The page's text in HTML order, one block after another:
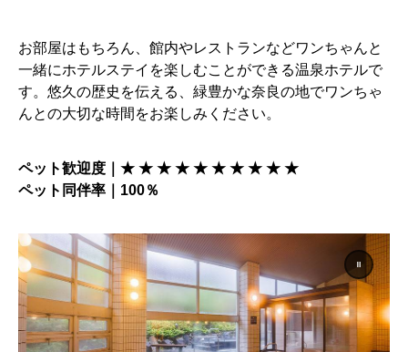
お部屋はもちろん、館内やレストランなどワンちゃんと
一緒にホテルステイを楽しむことができる温泉ホテルで
す。悠久の歴史を伝える、緑豊かな奈良の地でワンちゃ
んとの大切な時間をお楽しみください。
ペット歓迎度｜★ ★ ★ ★ ★ ★ ★ ★ ★ ★
ペット同伴率｜100％